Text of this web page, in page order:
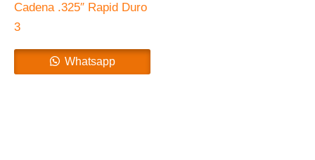
Cadena .325″ Rapid Duro
3
Whatsapp